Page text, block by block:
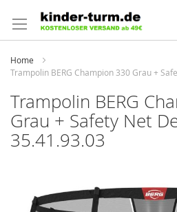
zum
Inhalt
Home
Trampolin BERG Champion 330 Grau +
Trampolin BERG
Grau + Safety Net
35.41.93.03